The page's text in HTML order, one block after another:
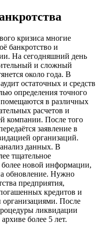
кризиса многие
банкротство и
На сегодняшний день
и сложный
около года. В
остаточных и средств
определения точного
в различных
расчетов и
компании. После того
заявление в
организаций.
данных. В
тщательное
новой информации,
обновление. Нужно
предприятия,
кредитов и
организациями. После
ликвидации
более 5 лет.